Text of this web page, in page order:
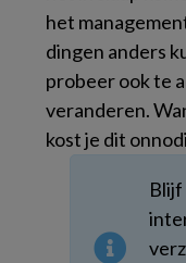
het
dingen anders
probeer ook te
veranderen.
kost je dit
Blijf